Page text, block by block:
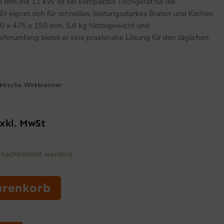
eignet sich für schnelles, leistungsstarkes Braten und Kochen
x 475 x 150 mm, 5,6 kg Nettogewicht und
bietet er eine praxisnahe Lösung für den täglichen
Wokbrenner
€.
MwSt
werden)